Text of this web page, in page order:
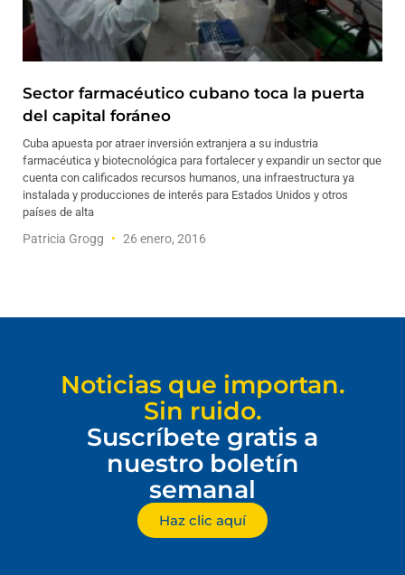
Sector farmacéutico cubano toca la puerta
del capital foráneo
Cuba apuesta por atraer inversión extranjera a su industria
farmacéutica y biotecnológica para fortalecer y expandir un sector que
cuenta con calificados recursos humanos, una infraestructura ya
instalada y producciones de interés para Estados Unidos y otros
países de alta
Patricia Grogg 26 enero, 2016
Noticias que importan.
Sin ruido.
Suscríbete gratis a
nuestro boletín
semanal
Haz clic aquí